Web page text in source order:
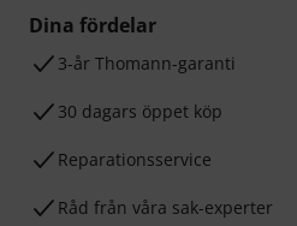
Dina fördelar
3-år Thomann-garanti
30 dagars öppet köp
Reparationsservice
Råd från våra sak-experter